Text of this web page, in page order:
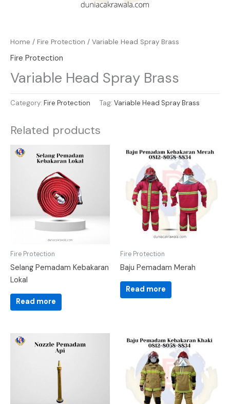
Home / Fire Protection / Variable Head Spray Brass
Fire Protection
Variable Head Spray Brass
Category: Fire Protection Tag: Variable Head Spray Brass
Related products
Fire Protection
Selang Pemadam Kebakaran
Lokal
Read more
Fire Protection
Baju Pemadam Merah
Read more